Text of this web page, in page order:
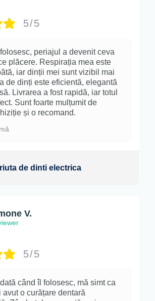
5/5
periajul a devenit ceva
plăcere. Respirația mea este
iar dinții mei sunt vizibil mai
de dinți este eficientă, elegantă
Livrarea a fost rapidă, iar totul
Sunt foarte mulțumit de
și o recomand.
de dinti electrica
V.
5/5
când îl folosesc, mă simt ca
avut o curățare dentară